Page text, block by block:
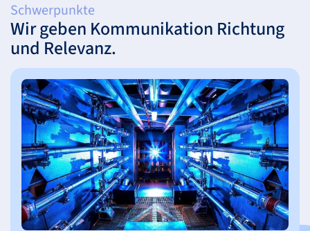
Schwerpunkte
Wir geben Kommunikation Richtung
und Relevanz.